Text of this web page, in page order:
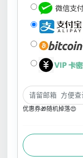
优惠券🎁随机掉落😍